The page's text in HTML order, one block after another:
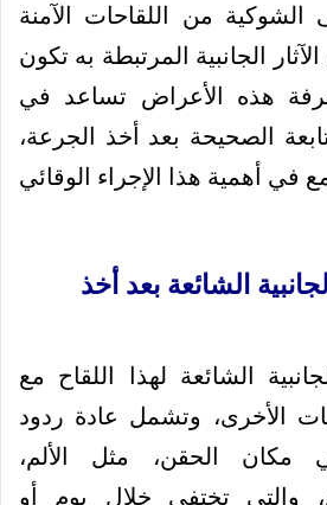
الشوكية من اللقاحات الآمنة
الجانبية المرتبطة به تكون
هذه الأعراض تساعد في
الصحيحة بعد أخذ الجرعة،
في أهمية هذا الإجراء الوقائي
الشائعة بعد أخذ
الشائعة لهذا اللقاح مع
الأخرى، وتشمل عادة ردود
الحقن، مثل الألم،
والتي تختفي خلال يوم أو